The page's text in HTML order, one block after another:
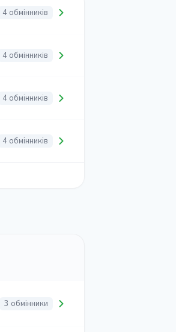
4 обмінників
4 обмінників
4 обмінників
4 обмінників
3 обмінники